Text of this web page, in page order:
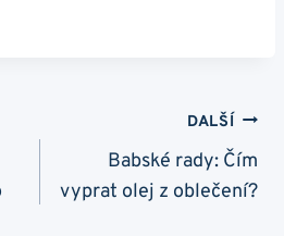
DALŠÍ
Babské rady: Čím
vyprat olej z oblečení?